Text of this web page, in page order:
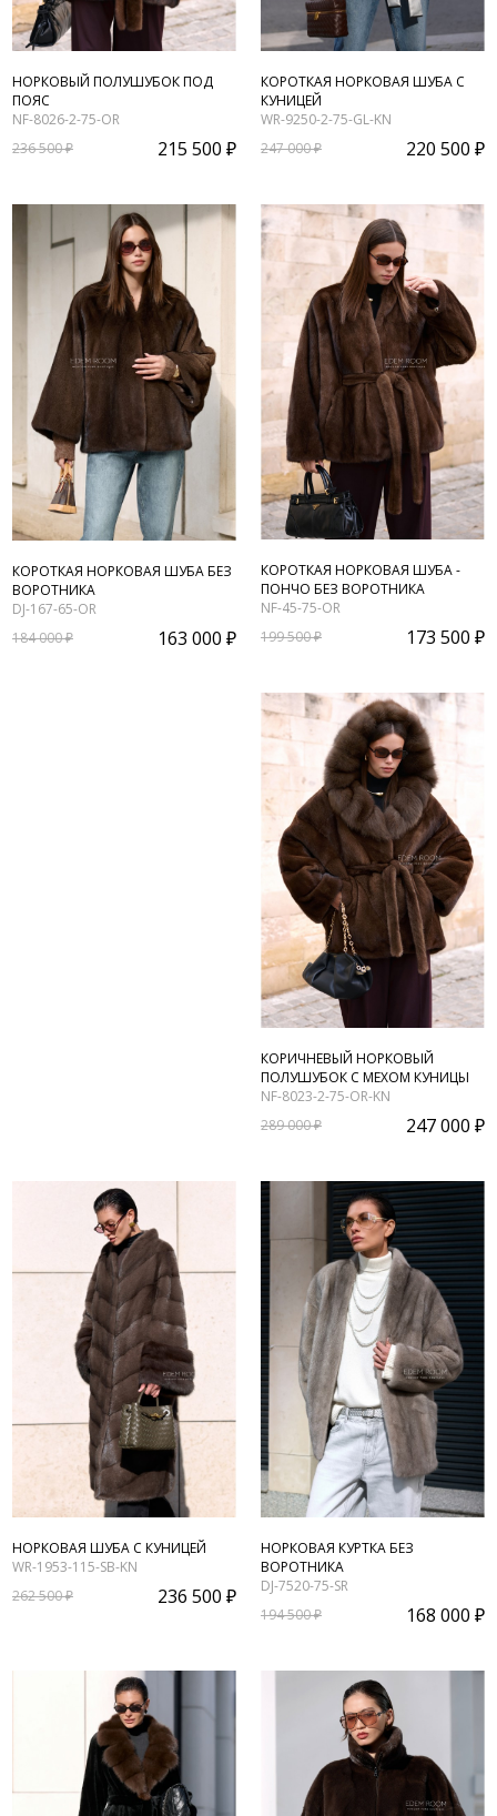
НОРКОВЫЙ ПОЛУШУБОК ПОД
ПОЯС
NF-8026-2-75-OR
236 500 ₽
215 500 ₽
КОРОТКАЯ НОРКОВАЯ ШУБА С
КУНИЦЕЙ
WR-9250-2-75-GL-KN
247 000 ₽
220 500 ₽
КОРОТКАЯ НОРКОВАЯ ШУБА БЕЗ
ВОРОТНИКА
DJ-167-65-OR
184 000 ₽
163 000 ₽
КОРОТКАЯ НОРКОВАЯ ШУБА -
ПОНЧО БЕЗ ВОРОТНИКА
NF-45-75-OR
199 500 ₽
173 500 ₽
КОРИЧНЕВЫЙ НОРКОВЫЙ
ПОЛУШУБОК С МЕХОМ КУНИЦЫ
NF-8023-2-75-OR-KN
289 000 ₽
247 000 ₽
НОРКОВАЯ ШУБА С КУНИЦЕЙ
WR-1953-115-SB-KN
262 500 ₽
236 500 ₽
НОРКОВАЯ КУРТКА БЕЗ
ВОРОТНИКА
DJ-7520-75-SR
194 500 ₽
168 000 ₽